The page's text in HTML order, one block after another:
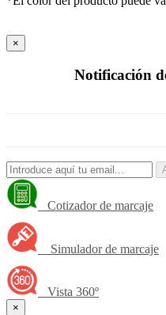
×
Notificación
Cotizador de marcaje
Simulador de marcaje
Vista 360º
×